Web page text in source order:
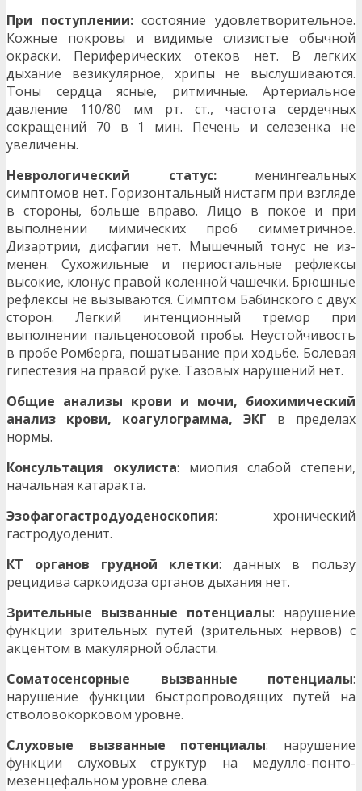
При поступлении:состояние удовлетво­рительное.
Кожные покровы и видимые слизистые обычной
окраски. Периферических отеков нет. В легких
дыхание везикулярное, хрипы не выслуши­ваются.
Тоны сердца ясные, ритмичные. Артери­альное
давление 110/80 мм рт. ст., частота сер­дечных
сокращений 70 в 1 мин. Печень и селезен­ка не
увеличены.
Неврологический статус:менингеальных
симптомов нет. Горизонтальный нистагм при взгляде
в стороны, больше вправо. Лицо в покое и при
выполнении мимических проб симметричное.
Дизартрии, дисфагии нет. Мышечный тонус не из­
менен. Сухожильные и периостальные рефлексы
высокие, клонус правой коленной чашечки. Брюш­ные
рефлексы не вызываются. Симптом Бабинского с двух
сторон. Легкий интенционный тремор при
выполнении пальценосовой пробы. Неустойчи­вость
в пробе Ромберга, пошатывание при ходьбе. Болевая
гипестезия на правой руке. Тазовых нарушений нет.
Общие анализы крови и мочи, биохими­ческий
анализ крови, коагулограмма, ЭКГ в пределах
нормы.
Консультация окулиста: миопия слабой степени,
начальная катаракта.
Эзофагогастродуоденоскопия: хрониче­ский
гастродуоденит.
КТ органов грудной клетки: данных в пользу
рецидива саркоидоза органов дыхания нет.
Зрительные вызванные потенциалы: нарушение
функции зрительных путей (зритель­ных нервов) с
акцентом в макулярной области.
Соматосенсорные вызванные потенци­алы:
нарушение функции быстропроводящих пу­тей на
стволовокорковом уровне.
Слуховые вызванные потенциалы: нарушение
функции слуховых структур на медулло-понто-
мезенцефальном уровне слева.